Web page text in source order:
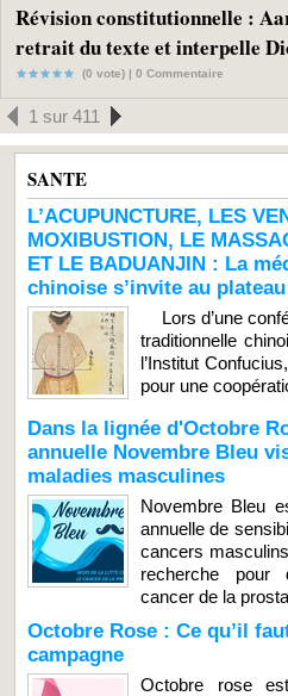
Révision constitutionnelle :
retrait du texte et interpelle
(0 vote) | 0 Commentaire
1 sur 411
SANTE
L’ACUPUNCTURE, LES
MOXIBUSTION, LE
ET LE BADUANJIN : La
chinoise s’invite au
Lors d’une
traditionnelle
l’Institut
pour une
Dans la lignée d'Octobre
annuelle Novembre Bleu
maladies masculines
Novembre Bleu
annuelle de
cancers
recherche pour
cancer de la
Octobre Rose : Ce qu’il
campagne
Octobre rose